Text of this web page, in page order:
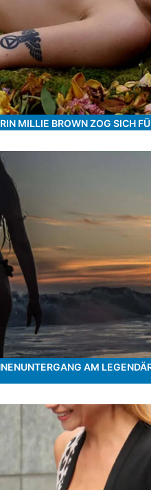
MILLIE BROWN ZOG SICH
AM